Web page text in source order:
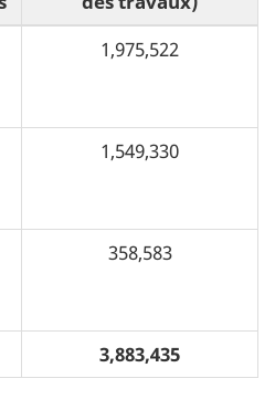
1,975,522
1,549,330
358,583
3,883,435